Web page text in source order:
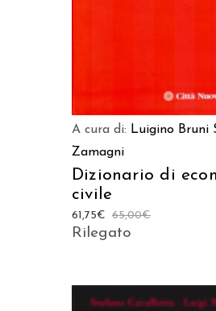
A cura di: Luigino Bruni
Zamagni
Dizionario di
civile
65,00€
61,75€
Rilegato